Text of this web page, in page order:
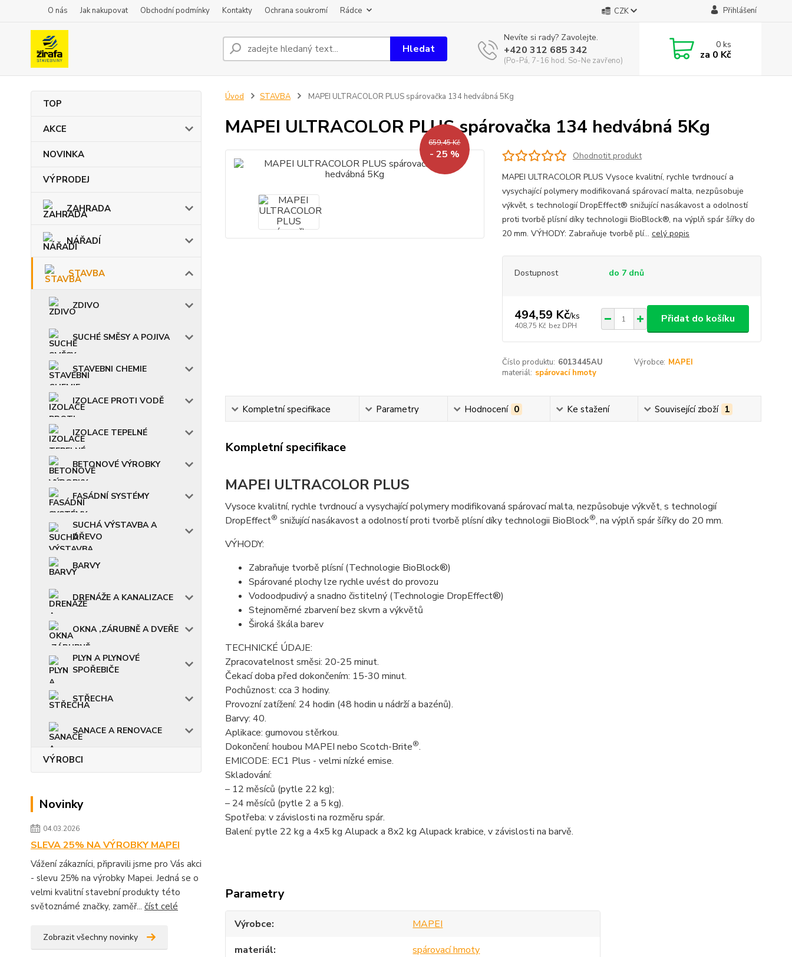
O nás Jak nakupovat Obchodní podmínky Kontakty Ochrana soukromí Rádce CZK Přihlášení
Hledat
Nevíte si rady? Zavolejte.
+420 312 685 342
(Po-Pá, 7-16 hod. So-Ne zavřeno)
0ks
za 0 Kč
TOP
AKCE
NOVINKA
VÝPRODEJ
ZAHRADA
NÁŘADÍ
STAVBA
ZDIVO
SUCHÉ SMĚSY A POJIVA
STAVEBNI CHEMIE
IZOLACE PROTI VODĚ
IZOLACE TEPELNÉ
BETONOVÉ VÝROBKY
FASÁDNÍ SYSTÉMY
SUCHÁ VÝSTAVBA A
DŘEVO
BARVY
DRENÁŽE A KANALIZACE
OKNA ,ZÁRUBNĚ A DVEŘE
PLYN A PLYNOVÉ
SPOŘEBIČE
STŘECHA
SANACE A RENOVACE
VÝROBCI
Novinky
04.03.2026
SLEVA 25% NA VÝROBKY MAPEI
Vážení zákazníci, připravili jsme pro Vás akci
- slevu 25% na výrobky Mapei. Jedná se o
velmi kvalitní stavební produkty této
světoznámé značky, zaměř... číst celé
Zobrazit všechny novinky
Úvod STAVBA MAPEI ULTRACOLOR PLUS spárovačka 134 hedvábná 5Kg
MAPEI ULTRACOLOR PLUS spárovačka 134 hedvábná 5Kg
659,45 Kč
- 25 %
Ohodnotit produkt
MAPEI ULTRACOLOR PLUS Vysoce kvalitní, rychle tvrdnoucí a
vysychající polymery modifikovaná spárovací malta, nezpůsobuje
výkvět, s technologií DropEffect® snižující nasákavost a odolností
proti tvorbě plísní díky technologii BioBlock®, na výplň spár šířky do
20 mm. VÝHODY: Zabraňuje tvorbě plí... celý popis
Dostupnost do 7 dnů
494,59 Kč/ks
408,75 Kč bez DPH
Přidat do košíku
Číslo produktu: 6013445AU Výrobce: MAPEI
materiál: spárovací hmoty
Kompletní specifikace Parametry Hodnocení 0 Ke stažení Související zboží 1
Kompletní specifikace
MAPEI ULTRACOLOR PLUS
Vysoce kvalitní, rychle tvrdnoucí a vysychající polymery modifikovaná spárovací malta, nezpůsobuje výkvět, s technologií
DropEffect® snižující nasákavost a odolností proti tvorbě plísní díky technologii BioBlock®, na výplň spár šířky do 20 mm.
VÝHODY:
Zabraňuje tvorbě plísní (Technologie BioBlock®)
Spárované plochy lze rychle uvést do provozu
Vodoodpudivý a snadno čistitelný (Technologie DropEffect®)
Stejnoměrné zbarvení bez skvrn a výkvětů
Široká škála barev
TECHNICKÉ ÚDAJE:
Zpracovatelnost směsi: 20-25 minut.
Čekací doba před dokončením: 15-30 minut.
Pochůznost: cca 3 hodiny.
Provozní zatížení: 24 hodin (48 hodin u nádrží a bazénů).
Barvy: 40.
Aplikace: gumovou stěrkou.
Dokončení: houbou MAPEI nebo Scotch-Brite®.
EMICODE: EC1 Plus - velmi nízké emise.
Skladování:
– 12 měsíců (pytle 22 kg);
– 24 měsíců (pytle 2 a 5 kg).
Spotřeba: v závislosti na rozměru spár.
Balení: pytle 22 kg a 4x5 kg Alupack a 8x2 kg Alupack krabice, v závislosti na barvě.
Parametry
Výrobce
MAPEI
materiál
spárovací hmoty